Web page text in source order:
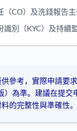
（CO）及洗錢報告主
識別（KYC）及持續
參考，實際申請要
）為準。建議在提交
的完整性與準確性。